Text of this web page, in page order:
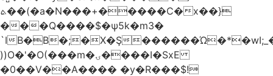
ܬ��(�a�N���+�����C�x��}
���Q����$�ψ5k�m3�
`IB�B�;�X�Ş
))O�'�O(���m�ۍ����I�SxE
�0��V��A���� �y�R���$!